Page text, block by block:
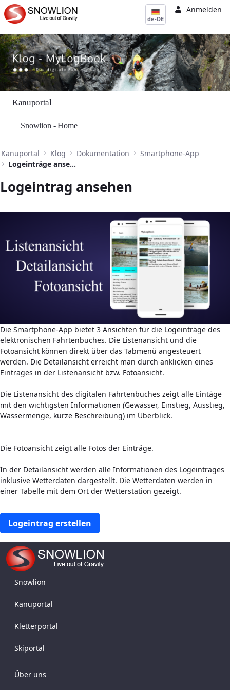
Zum Hauptinhalt springen
de-DE
Anmelden
Kanuportal
Snowlion - Home
Kanuportal Klog Dokumentation
Smartphone-App
Logeinträge ansehen
Logeintrag ansehen
Die Smartphone-App bietet 3 Ansichten für die Logeinträge des
elektronischen Fahrtenbuches. Die Listenansicht und die
Fotoansicht können direkt über das Tabmenü angesteuert
werden. Die Detailansicht erreicht man durch anklicken eines
Eintrages in der Listenansicht bzw. Fotoansicht.
Die Listenansicht des digitalen Fahrtenbuches zeigt alle Eintäge
mit den wichtigsten Informationen (Gewässer, Einstieg, Ausstieg,
Wassermenge, kurze Beschreibung) im Überblick.
Die Fotoansicht zeigt alle Fotos der Einträge.
In der Detailansicht werden alle Informationen des Logeintrages
inklusive Wetterdaten dargestellt. Die Wetterdaten werden in
einer Tabelle mit dem Ort der Wetterstation gezeigt.
Logeintrag erstellen
Snowlion
Kanuportal
Kletterportal
Skiportal
Über uns